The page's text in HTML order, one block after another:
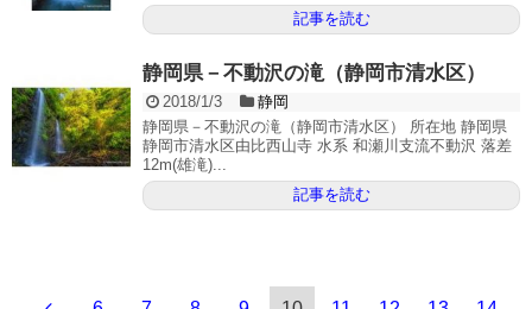
記事を読む
静岡県－不動沢の滝（静岡市清水区）
2018/1/3
静岡
静岡県－不動沢の滝（静岡市清水区） 所在地 静岡県
静岡市清水区由比西山寺 水系 和瀬川支流不動沢 落差
12m(雄滝)...
記事を読む